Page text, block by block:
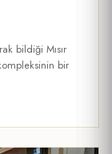
bildiği Mısır
bir